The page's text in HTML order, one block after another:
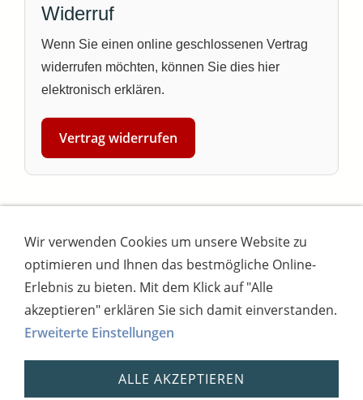
Widerruf
Wenn Sie einen online geschlossenen Vertrag
widerrufen möchten, können Sie dies hier
elektronisch erklären.
Vertrag widerrufen
Impressum AGB
Widerrufsbutton
Widerrufsrecht
Online-Streitschlichtung
Datenschutz
Versand
Bezahlsysteme
Kontakt
Disclaimer Versandtage Cookies
Bankverbindung: Consorsbank, Kt-Inhaber:
Dietmar Fuchs
IBAN: DE27 7012 0400 7111 5910 17 / BIC:
Wir verwenden Cookies um unsere Website zu
optimieren und Ihnen das bestmögliche Online-
Erlebnis zu bieten. Mit dem Klick auf "Alle
akzeptieren" erklären Sie sich damit einverstanden.
Erweiterte Einstellungen
ALLE AKZEPTIEREN